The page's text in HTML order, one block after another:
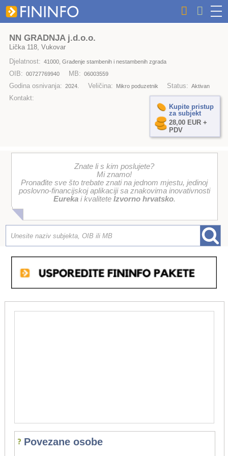
NN GRADNJA j.d.o.o.
Lička 118, Vukovar
Djelatnost: 41000, Građenje stambenih i nestambenih zgrada
OIB: 00727769940 MB: 06003559
Godina osnivanja: 2024. Veličina: Mikro poduzetnik Status: Aktivan
Kontakt:
Kupite pristup
za subjekt
28,00 EUR +
PDV
Znate li s kim poslujete?
Mi znamo!
Pronađite sve što trebate znati na jednom mjestu, jedinoj
poslovno-financijskoj aplikaciji sa znakovima inovativnosti
Eurekai kvalitete Izvorno hrvatsko.
Povezane osobe